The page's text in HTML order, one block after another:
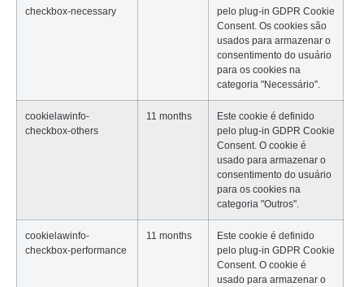
checkbox-necessary
pelo plug-in GDPR Cookie
Consent. Os cookies são
usados para armazenar o
consentimento do usuário
para os cookies na
categoria "Necessário".
cookielawinfo-
checkbox-others
11 months
Este cookie é definido
pelo plug-in GDPR Cookie
Consent. O cookie é
usado para armazenar o
consentimento do usuário
para os cookies na
categoria "Outros".
cookielawinfo-
checkbox-performance
11 months
Este cookie é definido
pelo plug-in GDPR Cookie
Consent. O cookie é
usado para armazenar o